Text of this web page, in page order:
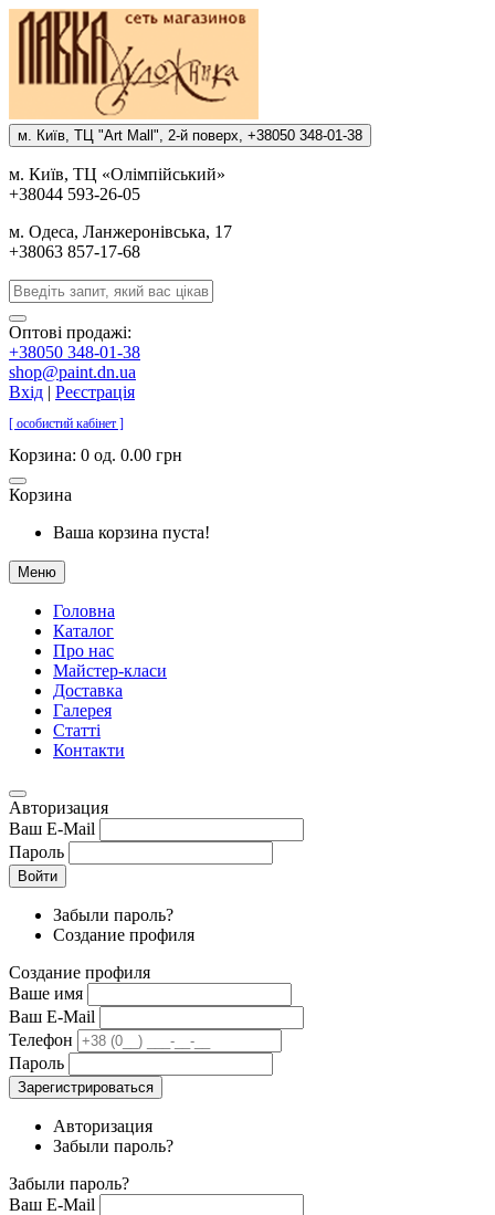
м. Киïв, ТЦ "Art Mall", 2-й поверх, +38050 348-01-38
м. Киïв, ТЦ «Олiмпiйський»
+38044 593-26-05
м. Одеса, Ланжеронiвська, 17
+38063 857-17-68
Оптові продажі:
+38050 348-01-38
shop@paint.dn.ua
Вхід | Реєстрація
[ особистий кабінет ]
Корзина: 0 од. 0.00 грн
Корзина
Ваша корзина пуста!
Меню
Головна
Каталог
Про нас
Майстер-класи
Доставка
Галерея
Статтi
Контакти
Авторизация
Ваш E-Mail
Пароль
Войти
Забыли пароль?
Создание профиля
Создание профиля
Ваше имя
Ваш E-Mail
Телефон
Пароль
Зарегистрироваться
Авторизация
Забыли пароль?
Забыли пароль?
Ваш E-Mail